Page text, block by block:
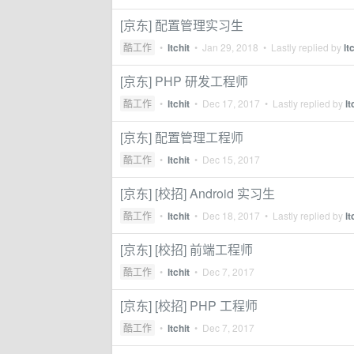
[京东] 配置管理实习生
酷工作 • ltchit • Jan 29, 2018 • Lastly replied by
[京东] PHP 研发工程师
酷工作 • ltchit • Dec 17, 2017 • Lastly replied by
[京东] 配置管理工程师
酷工作 • ltchit • Dec 15, 2017
[京东] [校招] Android 实习生
酷工作 • ltchit • Dec 18, 2017 • Lastly replied by
[京东] [校招] 前端工程师
酷工作 • ltchit • Dec 7, 2017
[京东] [校招] PHP 工程师
酷工作 • ltchit • Dec 7, 2017